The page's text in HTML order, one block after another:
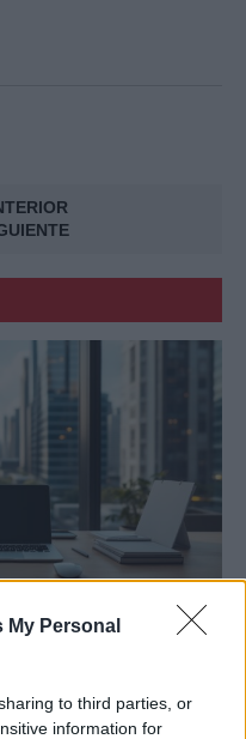
My Personal
to third parties, or
information for
la
un nuevo rumbo…